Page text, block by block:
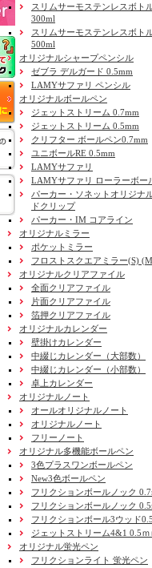
スリムサーモステンレスボト
300ml
スリムサーモステンレスボト
500ml
オリジナルシャープペンシル
ゼブラ デルガード 0.5mm
LAMYサファリ ペンシル
オリジナルボールペン
ジェットストリーム 0.7mm
ジェットストリーム 0.5mm
クリフター ボールペン0.7mm
ユニボールRE 0.5mm
LAMYサファリ
LAMYサファリ ローラーボー
パーカー・ソネットオリジナ
ドクリップ
パーカー・IM コアライン
オリジナルミラー
ポケットミラー
フロストスクエアミラー(S)
オリジナルクリアファイル
全面クリアファイル
片面クリアファイル
箔押クリアファイル
オリジナルカレンダー
壁掛けカレンダー
中綴じカレンダー（大部数）
中綴じカレンダー（小部数）
卓上カレンダー
オリジナルノート
オールオリジナルノート
オリジナルノート
フリーノート
オリジナル多機能ボールペン
3色プラスワンボールペン
New3色ボールペン
フリクションボールノック
フリクションボールノック
フリクションボール3ウッド
ジェットストリーム4&1 0.5ｍ
オリジナル蛍光ペン
フリクションライト 蛍光ペン